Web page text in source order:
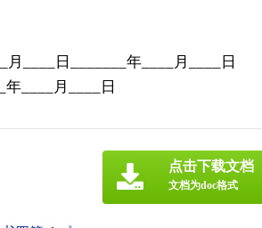
月____日_______年____月____日
____月____日
点击下载文档
文档为doc格式